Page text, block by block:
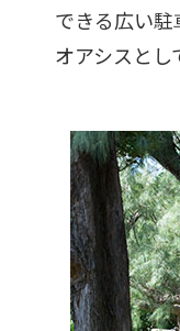
できる広い駐
オアシスとし